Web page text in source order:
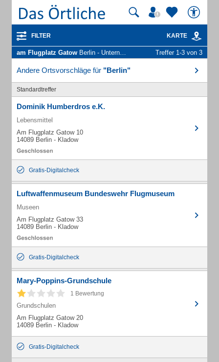
FILTER KARTE
am Flugplatz Gatow Berlin - Unternehmen und Personen Treffer 1-3 von 3
Andere Ortsvorschläge für "Berlin"
Standardtreffer
Dominik Humberdros e.K.
Lebensmittel
Am Flugplatz Gatow 10
14089 Berlin - Kladow
Gratis-Digitalcheck
Luftwaffenmuseum Bundeswehr Flugmuseum
Museen
Am Flugplatz Gatow 33
14089 Berlin - Kladow
Gratis-Digitalcheck
Mary-Poppins-Grundschule
1 Bewertung
Grundschulen
Am Flugplatz Gatow 20
14089 Berlin - Kladow
Gratis-Digitalcheck